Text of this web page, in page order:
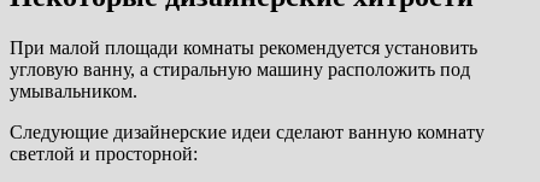
При малой площади комнаты рекомендуется установить
угловую ванну, а стиральную машину расположить под
умывальником.
Следующие дизайнерские идеи сделают ванную комнату
светлой и просторной: